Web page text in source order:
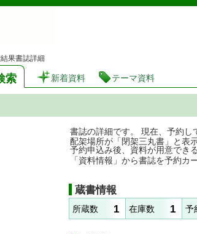
茨城県立図書館 蔵書検
果書誌詳細
索 新着資料 テーマ資料
書誌の詳細です。 現在、予約し
配架場所が「閉架三丸書」と表
予約申込み後、資料が用意でき
「資料情報」から書誌を予約カ
蔵書情報
所蔵数 1 在庫数 1 予